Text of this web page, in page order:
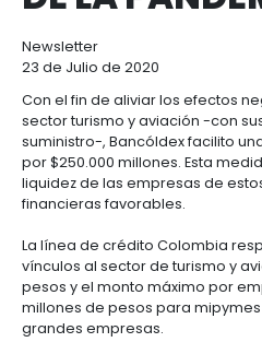
y
derivados
Forestal
y
verduras
verde
Salud
ciencias
Cosméticos
y
cuidado
Farmacéutica
Infraestructura
Infraestructura
Agua
y
saneamiento
social
Manufacturas
Manufacturas
Aeronáutica
Astilleros
Tecnología
y
creatividad
Tecnología
y
creatividad
Otros
sectores
corporativo
3.
Cumplimiento
y
gobierno
4.
Derecho
oportunidades
Inversionista
Empresario
colombiano
servicios
Recursos
de
información
Mapa
de
proyectos
por
DEL
DE LA
Newsletter
23 de Julio de 2020
Con el fin de aliviar los